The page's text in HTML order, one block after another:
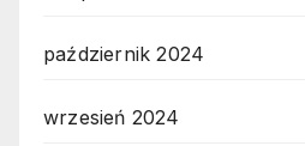
październik 2024
wrzesień 2024